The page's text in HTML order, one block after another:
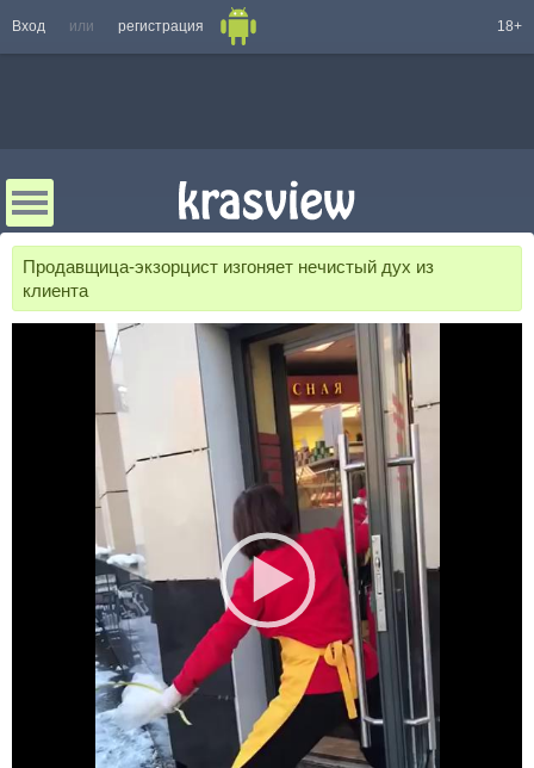
Вход или регистрация 18+
Продавщица-экзорцист изгоняет нечистый дух из
клиента